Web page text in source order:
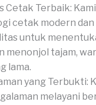
Cetak Terbaik:
cetak modern dan
untuk
menonjol tajam,
lama.
yang Terbukti:
melayani